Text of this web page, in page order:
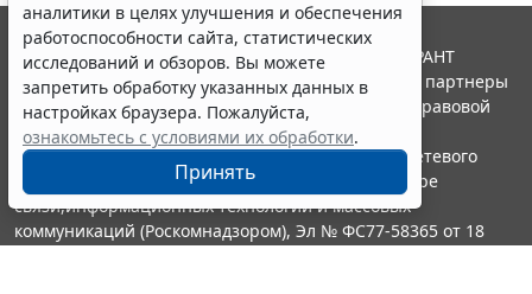
аналитики в целях улучшения и обеспечения
работоспособности сайта, статистических
исследований и обзоров. Вы можете
запретить обработку указанных данных в
настройках браузера. Пожалуйста,
ознакомьтесь с условиями их обработки.
Принять
© ООО "НПП "ГАРАНТ-СЕРВИС", 2026. Система ГАРАНТ
выпускается с 1990 года. Компания "Гарант" и ее партнеры
являются участниками Российской ассоциации правовой
информации ГАРАНТ.
Портал ГАРАНТ.РУ зарегистрирован в качестве сетевого
издания Федеральной службой по надзору в сфере
связи,информационных технологий и массовых
коммуникаций (Роскомнадзором), Эл № ФС77-58365 от 18